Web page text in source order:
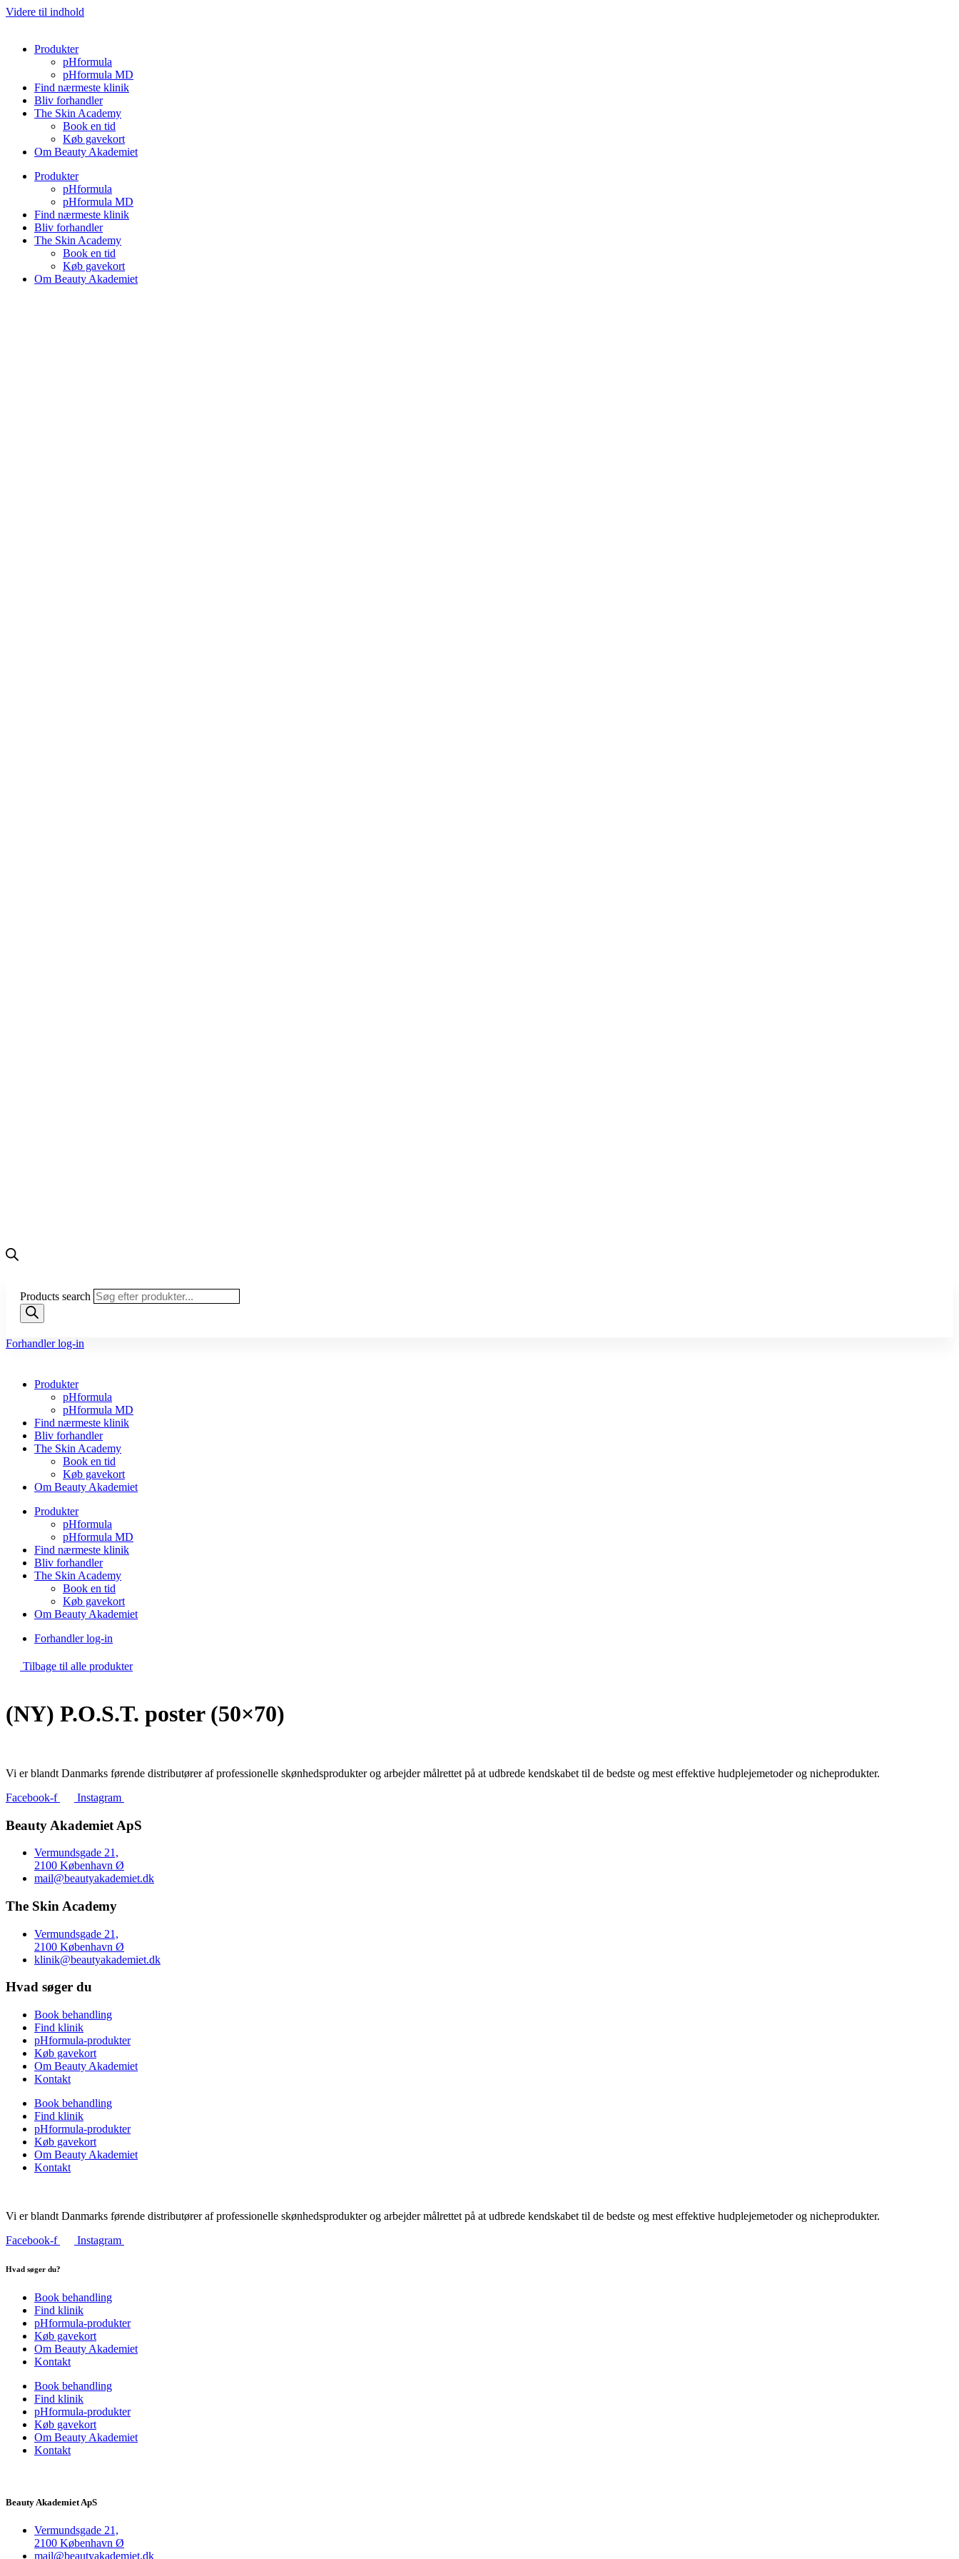
Videre til indhold
Produkter
pHformula
pHformula MD
Find nærmeste klinik
Bliv forhandler
The Skin Academy
Book en tid
Køb gavekort
Om Beauty Akademiet
Produkter
pHformula
pHformula MD
Find nærmeste klinik
Bliv forhandler
The Skin Academy
Book en tid
Køb gavekort
Om Beauty Akademiet
Products search
Forhandler log-in
Produkter
pHformula
pHformula MD
Find nærmeste klinik
Bliv forhandler
The Skin Academy
Book en tid
Køb gavekort
Om Beauty Akademiet
Produkter
pHformula
pHformula MD
Find nærmeste klinik
Bliv forhandler
The Skin Academy
Book en tid
Køb gavekort
Om Beauty Akademiet
Forhandler log-in
Tilbage til alle produkter
(NY) P.O.S.T. poster (50×70)
Vi er blandt Danmarks førende distributører af professionelle skønhedsprodukter og arbejder målrettet på at udbrede kendskabet til de bedste og mest effektive hudplejemetoder og nicheprodukter.
Facebook-f
Instagram
Beauty Akademiet ApS
Vermundsgade 21,
2100 København Ø
mail@beautyakademiet.dk
The Skin Academy
Vermundsgade 21,
2100 København Ø
klinik@beautyakademiet.dk
Hvad søger du
Book behandling
Find klinik
pHformula-produkter
Køb gavekort
Om Beauty Akademiet
Kontakt
Book behandling
Find klinik
pHformula-produkter
Køb gavekort
Om Beauty Akademiet
Kontakt
Vi er blandt Danmarks førende distributører af professionelle skønhedsprodukter og arbejder målrettet på at udbrede kendskabet til de bedste og mest effektive hudplejemetoder og nicheprodukter.
Facebook-f
Instagram
Hvad søger du?
Book behandling
Find klinik
pHformula-produkter
Køb gavekort
Om Beauty Akademiet
Kontakt
Book behandling
Find klinik
pHformula-produkter
Køb gavekort
Om Beauty Akademiet
Kontakt
Beauty Akademiet ApS
Vermundsgade 21,
2100 København Ø
mail@beautyakademiet.dk